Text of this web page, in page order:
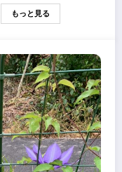
もっと見る